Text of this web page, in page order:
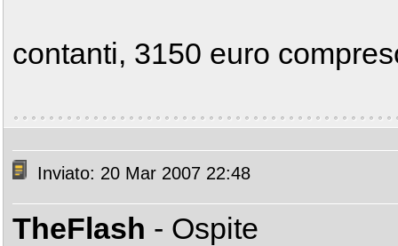
contanti, 3150 euro
Inviato: 20 Mar 2007 22:48
TheFlash - Ospite